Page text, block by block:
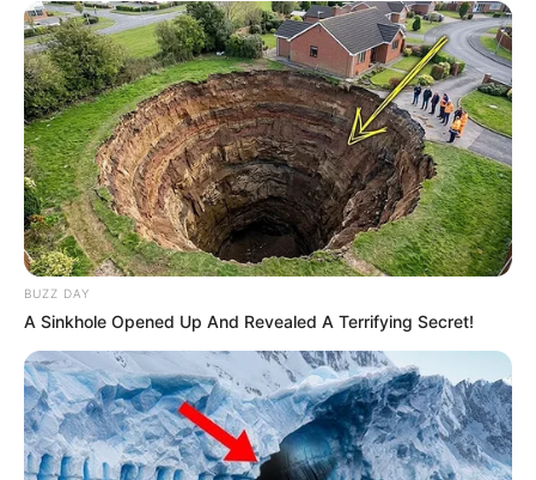
09:23 / 05 Avqust 2026 CƏMİYYƏT
Şəmkirdə ağır qəza -Xəsarət alan var
98 0 0
19:47 / 04 Avqust 2026 SİYASƏT
BUZZ DAY
A Sinkhole Opened Up And Revealed A Terrifying Secret!